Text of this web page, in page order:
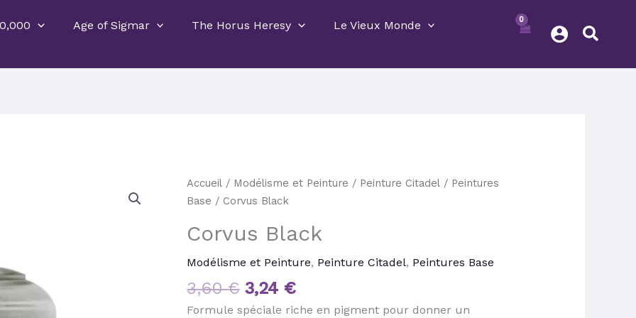
Age of Sigmar The Horus Heresy
Le Vieux Monde
Accueil / Modélisme et Peinture / Peinture Citadel / Peintures
Base / Corvus Black
Corvus Black
Modélisme et Peinture, Peinture Citadel, Peintures Base
3,60€
Le
prix
était :
3,60 €.
3,24 €
Le
est :
3,24 €.
Formule spéciale riche en pigment pour donner un
quantité
de
Black